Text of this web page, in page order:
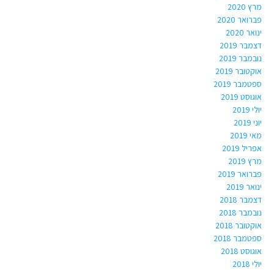
מרץ 2020
פברואר 2020
ינואר 2020
דצמבר 2019
נובמבר 2019
אוקטובר 2019
ספטמבר 2019
אוגוסט 2019
יולי 2019
יוני 2019
מאי 2019
אפריל 2019
מרץ 2019
פברואר 2019
ינואר 2019
דצמבר 2018
נובמבר 2018
אוקטובר 2018
ספטמבר 2018
אוגוסט 2018
יולי 2018